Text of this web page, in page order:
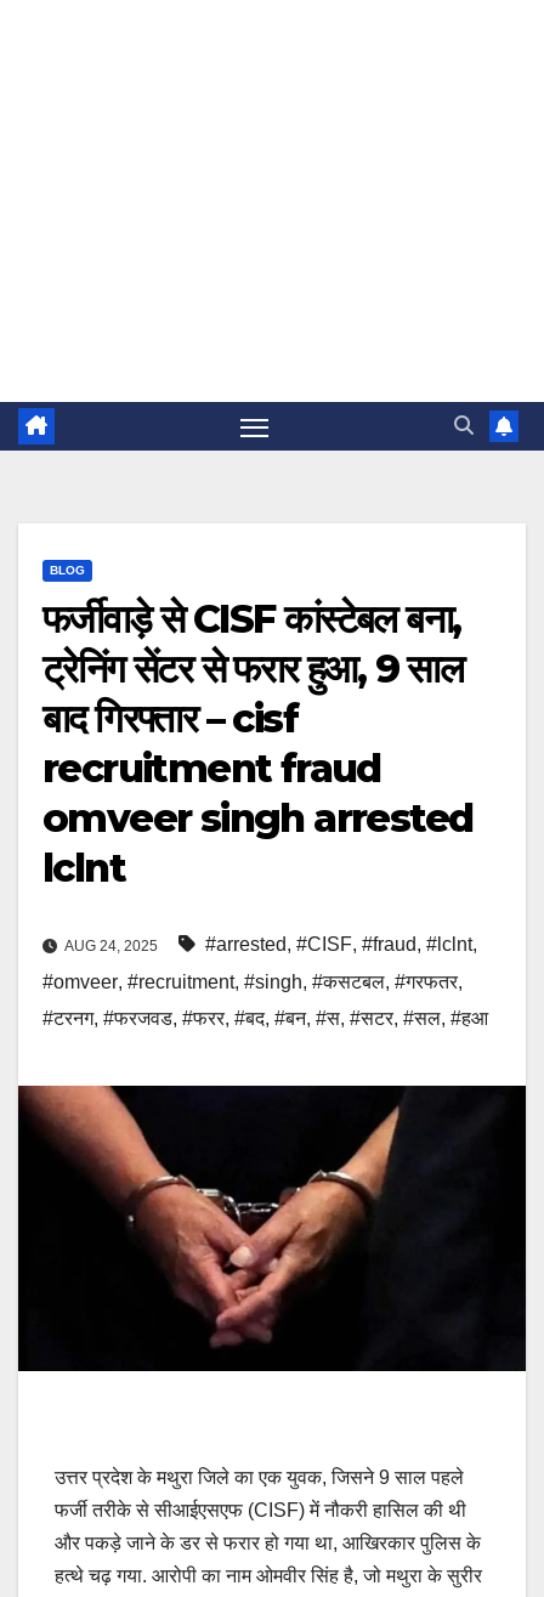
BLOG
फर्जीवाड़े से CISF कांस्टेबल बना,
ट्रेनिंग सेंटर से फरार हुआ, 9 साल
बाद गिरफ्तार – cisf
recruitment fraud
omveer singh arrested
lclnt
AUG 24, 2025 #arrested, #CISF, #fraud, #lclnt,
#omveer, #recruitment, #singh, #कसटबल, #गरफतर,
#टरनग, #फरजवड, #फरर, #बद, #बन, #स, #सटर, #सल, #हआ
उत्तर प्रदेश के मथुरा जिले का एक युवक, जिसने 9 साल पहले
फर्जी तरीके से सीआईएसएफ (CISF) में नौकरी हासिल की थी
और पकड़े जाने के डर से फरार हो गया था, आखिरकार पुलिस के
हत्थे चढ़ गया. आरोपी का नाम ओमवीर सिंह है, जो मथुरा के सुरीर